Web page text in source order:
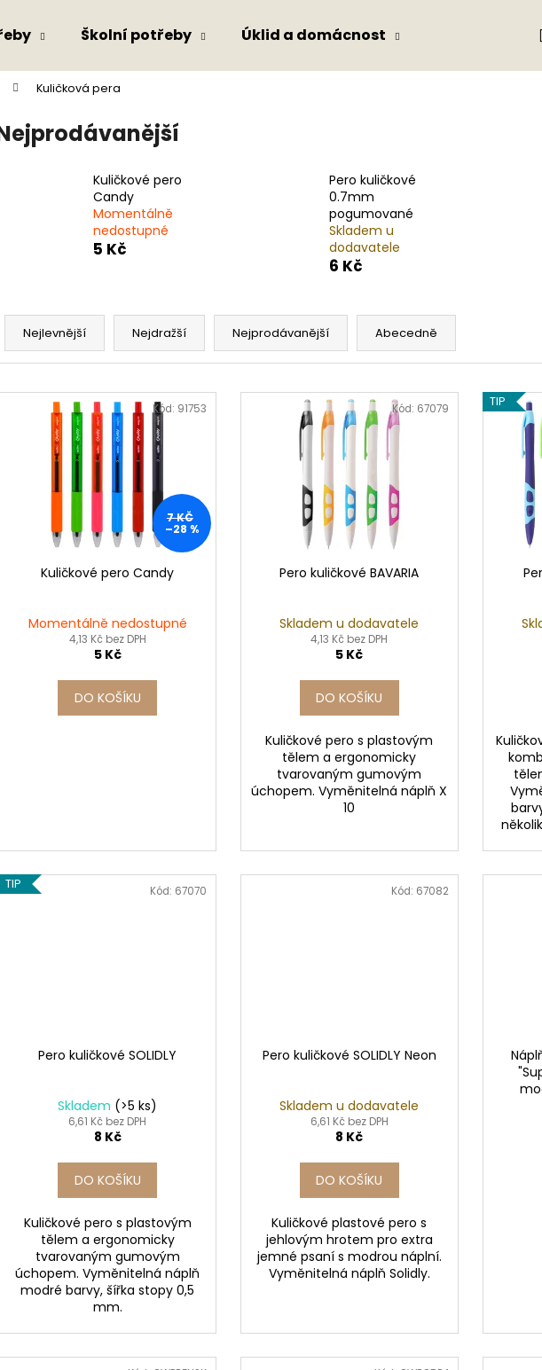
Školní potřeby Úklid a domácnost
Kuličková pera
Kuličkové pero
Candy
Momentálně
nedostupné
5 Kč
Pero kuličkové
0.7mm
pogumované
Skladem u
dodavatele
6 Kč
Ř
Nejlevnější Nejdražší Nejprodávanější Abecedně
7 KČ
–28 %
Kuličkové pero Candy
Momentálně nedostupné
4,13 Kč bez DPH
5 Kč
DO KOŠÍKU
Kód: 91753
Pero kuličkové BAVARIA
Skladem u dodavatele
4,13 Kč bez DPH
5 Kč
DO KOŠÍKU
Kuličkové pero s plastovým
tělem a ergonomicky
tvarovaným gumovým
úchopem. Vyměnitelná náplň X
10
Kód: 67079 TIP
TIP
Pero kuličkové SOLIDLY
Skladem (>5 ks)
6,61 Kč bez DPH
8 Kč
DO KOŠÍKU
Kuličkové pero s plastovým
tělem a ergonomicky
tvarovaným gumovým
úchopem. Vyměnitelná náplň
modré barvy, šířka stopy 0,5
mm.
Kód: 67070
Pero kuličkové SOLIDLY Neon
Skladem u dodavatele
6,61 Kč bez DPH
8 Kč
DO KOŠÍKU
Kuličkové plastové pero s
jehlovým hrotem pro extra
jemné psaní s modrou náplní.
Vyměnitelná náplň Solidly.
Kód: 67082
Co potřebujete najít?
Doporučujeme
SADA SQUEEGEE ART VČETNĚ
DĚTSKÝCH BAREV KIDS ART ARTISTS,
ETIKETY SAMOLEPICÍ 70X37 MM POTISK
240 KS
99 Kč